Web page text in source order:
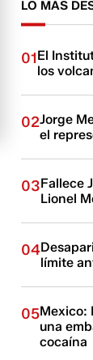
LO MÁS
01El
los
02Jorge
el
03Fallece
Lionel
04
límite
05Mexico:
una
cocaína